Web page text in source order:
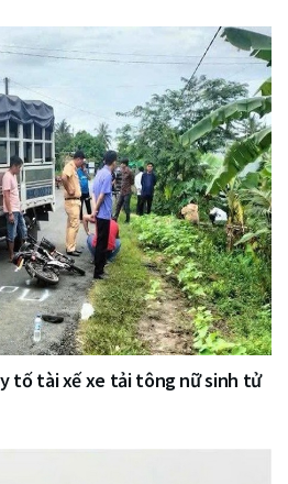
tố tài xế xe tải tông nữ sinh tử